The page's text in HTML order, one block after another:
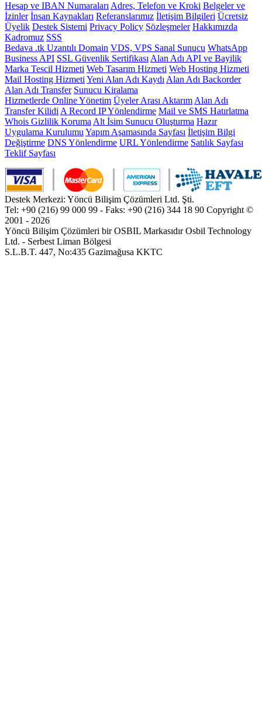
Hesap ve IBAN Numaraları Adres, Telefon ve Kroki Belgeler ve
İzinler İnsan Kaynakları Referanslarımız İletişim Bilgileri Ücretsiz
Üyelik Destek Sistemi Privacy Policy Sözleşmeler Hakkımızda
Kadromuz SSS
Bedava .tk Uzantılı Domain VDS, VPS Sanal Sunucu WhatsApp
Business API SSL Güvenlik Sertifikası Alan Adı API ve Bayilik
Marka Tescil Hizmeti Web Tasarım Hizmeti Web Hosting Hizmeti
Mail Hosting Hizmeti Yeni Alan Adı Kaydı Alan Adı Backorder
Alan Adı Transfer Sunucu Kiralama
Hizmetlerde Online Yönetim Üyeler Arası Aktarım Alan Adı
Transfer Kilidi A Record IP Yönlendirme Mail ve SMS Hatırlatma
Whois Gizlilik Koruma Alt İsim Sunucu Oluşturma Hazır
Uygulama Kurulumu Yapım Aşamasında Sayfası İletişim Bilgi
Değiştirme DNS Yönlendirme URL Yönlendirme Satılık Sayfası
Teklif Sayfası
Destek Merkezi: Yöncü Bilişim Çözümleri Ltd. Şti.
Tel: +90 (216) 99 000 99 - Faks: +90 (216) 344 18 90 Copyright ©
2001 - 2026
Yöncü Bilişim Çözümleri bir OSBIL Markasıdır Osbil Technology
Ltd. - Serbest Liman Bölgesi
S.L.B.T. 447, No:435 Gazimağusa KKTC